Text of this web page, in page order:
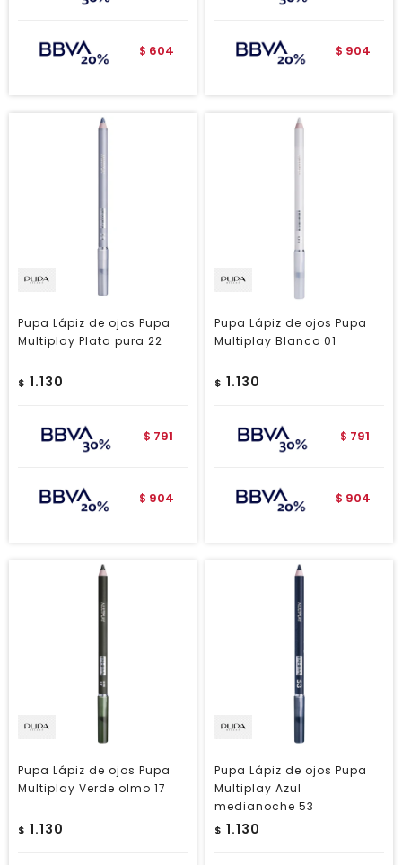
$ 604 $ 904
Pupa Lápiz de ojos Pupa
Multiplay Plata pura 22
$ 1.130
$ 791
$ 904
Pupa Lápiz de ojos Pupa
Multiplay Blanco 01
$ 1.130
$ 791
$ 904
Pupa Lápiz de ojos Pupa
Multiplay Verde olmo 17
$ 1.130
Pupa Lápiz de ojos Pupa
Multiplay Azul
medianoche 53
$ 1.130